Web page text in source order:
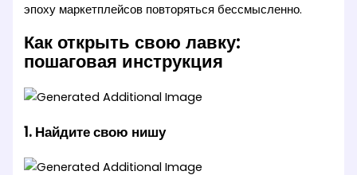
эпоху маркетплейсов повторяться бессмысленно.
Как открыть свою лавку:
пошаговая инструкция
1. Найдите свою нишу